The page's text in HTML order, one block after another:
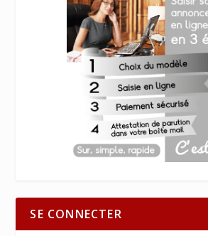
SE CONNECTER